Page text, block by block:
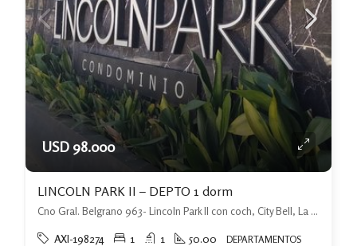
USD 98.000
LINCOLN PARK II – DEPTO 1 dorm
Cno Gral. Belgrano 963- Lincoln Park II con coch, City Bell, La Plata
AXI-198274 1 1 50.00 DEPARTAMENTOS